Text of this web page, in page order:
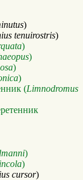
)
tenuirostris)
)
)
)
)
(Limnodromus
)
)
cursor)